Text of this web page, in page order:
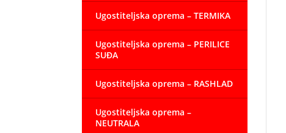
Ugostiteljska oprema – TERMIKA
Ugostiteljska oprema – PERILICE
SUĐA
Ugostiteljska oprema – RASHLAD
Ugostiteljska oprema –
NEUTRALA